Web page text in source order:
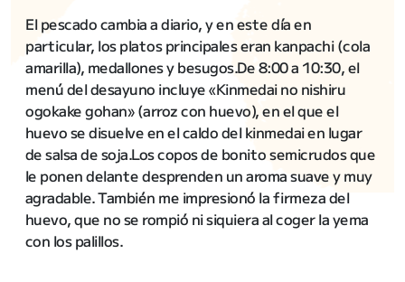
El pescado cambia a diario, y en este día en
particular, los platos principales eran kanpachi (cola
amarilla), medallones y besugos.De 8:00 a 10:30, el
menú del desayuno incluye «Kinmedai no nishiru
ogokake gohan» (arroz con huevo), en el que el
huevo se disuelve en el caldo del kinmedai en lugar
de salsa de soja.Los copos de bonito semicrudos que
le ponen delante desprenden un aroma suave y muy
agradable. También me impresionó la firmeza del
huevo, que no se rompió ni siquiera al coger la yema
con los palillos.